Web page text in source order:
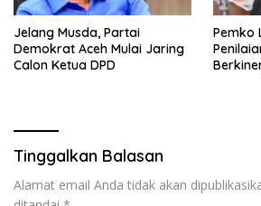
Jelang Musda, Partai
Demokrat Aceh Mulai Jaring
Calon Ketua DPD
Pemko
Tinggalkan Balasan
Alamat email Anda tidak akan